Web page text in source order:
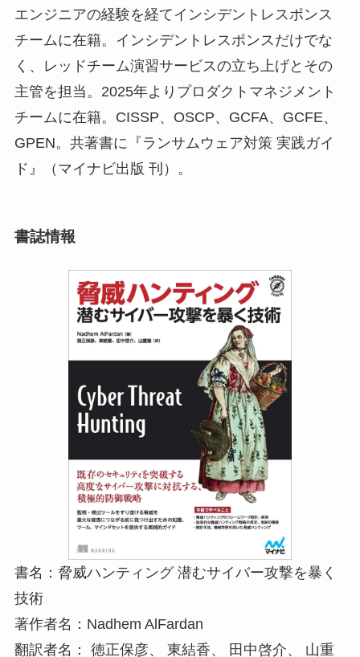
エンジニアの経験を経てインシデントレスポンス
チームに在籍。インシデントレスポンスだけでな
く、レッドチーム演習サービスの立ち上げとその
主管を担当。2025年よりプロダクトマネジメント
チームに在籍。CISSP、OSCP、GCFA、GCFE、
GPEN。共著書に『ランサムウェア対策 実践ガイ
ド』（マイナビ出版 刊）。
書誌情報
書名：脅威ハンティング 潜むサイバー攻撃を暴く
技術
著作者名：Nadhem AlFardan
翻訳者名： 徳正保彦、 東結香、 田中啓介、 山重